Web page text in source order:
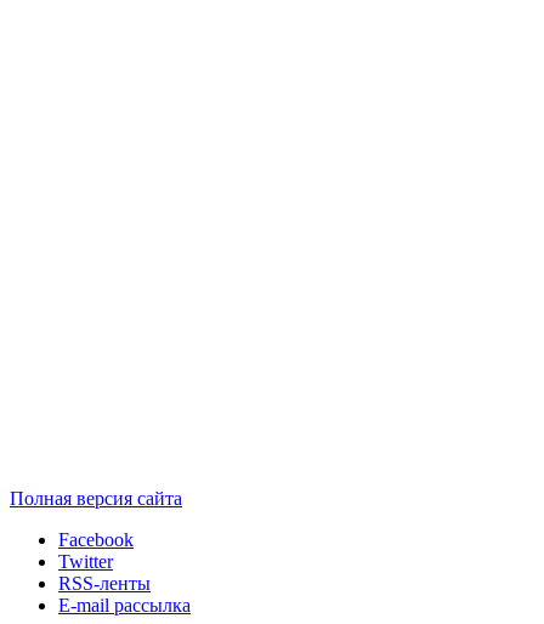
Полная версия сайта
Facebook
Twitter
RSS-ленты
E-mail рассылка